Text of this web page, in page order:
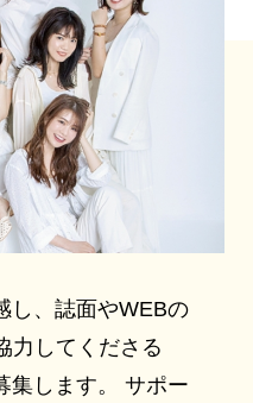
し、誌面やWEBの
力してくださる
集します。 サポー